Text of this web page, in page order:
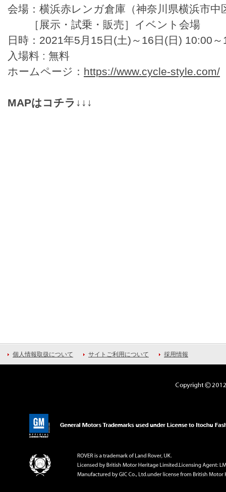
会場：横浜赤レンガ倉庫（神奈川県横浜市中
［展示・試乗・販売］イベント会場
日時：2021年5月15日(土)～16日(日) 10:00
入場料 : 無料
ホームページ： https://www.cycle-style.com/
MAPはコチラ↓↓↓
個人情報取扱について サイトご利用について 採用情報